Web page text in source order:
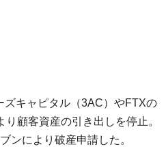
ズキャピタル（3AC）やFTXの
顧客資産の引き出しを停止。
ンにより破産申請した。